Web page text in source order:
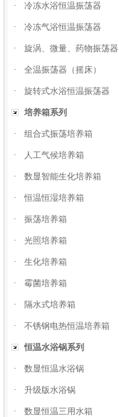
· 冷冻水浴恒温振荡器
· 冷冻气浴恒温振荡器
· 旋涡、微量、药物振荡器
· 全温振荡器（摇床）
· 旋转式水浴恒温振荡器
培养箱系列
· 组合式振荡培养箱
· 人工气候培养箱
· 数显智能生化培养箱
· 恒温恒湿培养箱
· 振荡培养箱
· 光照培养箱
· 生化培养箱
· 霉菌培养箱
· 隔水式培养箱
· 不锈钢电热恒温培养箱
恒温水浴锅系列
· 数显恒温水浴锅
· 升级版水浴锅
· 数显恒温三用水箱